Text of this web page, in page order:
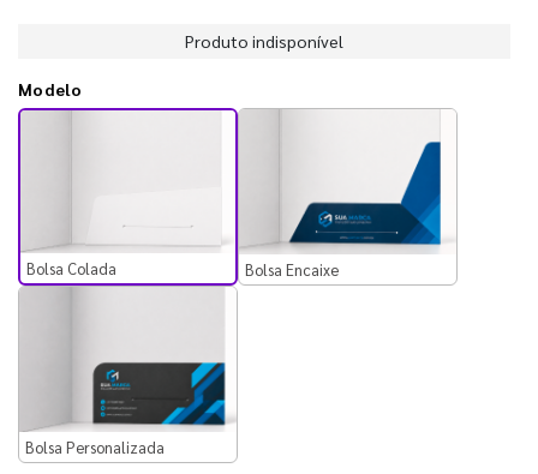
Produto indisponível
Modelo
Bolsa Colada Bolsa Encaixe
Bolsa Personalizada